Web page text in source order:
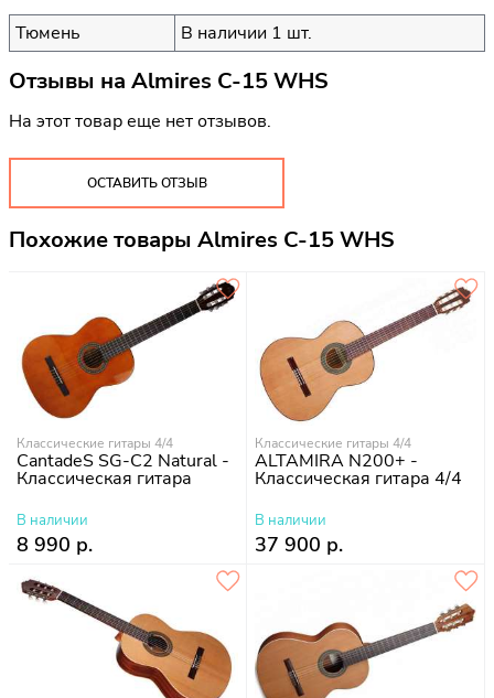
Тюмень В наличии 1 шт.
Отзывы на Almires C-15 WHS
На этот товар еще нет отзывов.
ОСТАВИТЬ ОТЗЫВ
Похожие товары Almires C-15 WHS
Классические гитары 4/4
CantadeS SG-C2 Natural -
Классическая гитара
В наличии
8 990 р.
Классические гитары 4/4
ALTAMIRA N200+ -
Классическая гитара 4/4
В наличии
37 900 р.